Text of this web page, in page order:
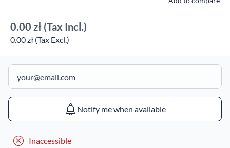
0.00 zł (Tax Incl.)
0.00 zł (Tax Excl.)
Notify me when available
Inaccessible